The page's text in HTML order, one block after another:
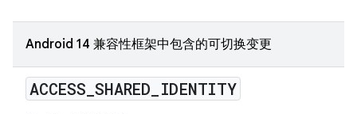
Android 14 兼容性框架中包含的可切换变更
ACCESS _SHARED IDENTITY